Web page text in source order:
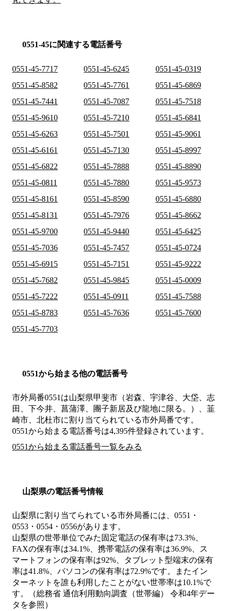
0551-45に関連する電話番号
0551-45-7717 0551-45-6245
0551-45-0319
0551-45-8582
0551-45-7761
0551-45-6869
0551-45-7441
0551-45-7087
0551-45-7518
0551-45-9610
0551-45-7210
0551-45-6841
0551-45-6263
0551-45-7501
0551-45-9061
0551-45-6161
0551-45-7130
0551-45-8997
0551-45-6822
0551-45-7888
0551-45-8890
0551-45-0811
0551-45-7880
0551-45-9573
0551-45-8161
0551-45-8590
0551-45-6880
0551-45-8131
0551-45-7976
0551-45-8662
0551-45-9700
0551-45-9440
0551-45-6425
0551-45-7036
0551-45-7457
0551-45-0724
0551-45-6915
0551-45-7151
0551-45-9222
0551-45-7682
0551-45-9845
0551-45-0009
0551-45-7222
0551-45-0911
0551-45-7588
0551-45-8783
0551-45-7636
0551-45-7600
0551-45-7703
0551から始まる他の電話番号
市外局番0551 は山梨県甲斐市（岩森、宇津谷、大垈、志
田、下今井、菖蒲澤、團子新居及び龍地に限る。）、韮
崎市、北杜市に割り当てられている市外局番です。
0551から始まる電話番号は4,395件登録されています。
0551から始まる電話番号一覧をみる
山梨県の電話番号情報
山梨県に割り当てられている市外局番には、0551・
0553・0554・0556があります。
山梨県の世帯単位でみた固定電話の保有率は73.3%、
FAXの保有率は34.1%、携帯電話の保有率は36.9%、ス
マートフォンの保有率は92%、タブレット型端末の保有
率は41.8%、パソコンの保有率は72.9%です。またイン
ターネットを誰も利用したことがない世帯率は10.1%で
す。（総務省 通信利用動向調査（世帯編） 令和4年デー
タを参照）